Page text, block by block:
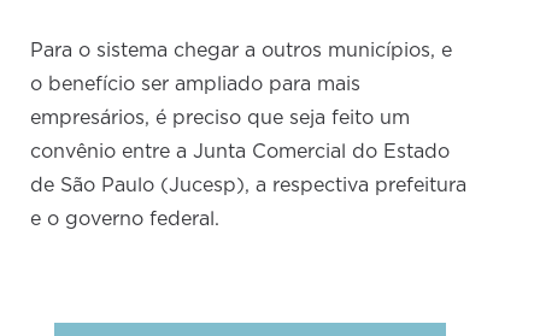
Para o sistema chegar a outros municípios, e
o benefício ser ampliado para mais
empresários, é preciso que seja feito um
convênio entre a Junta Comercial do Estado
de São Paulo (Jucesp), a respectiva prefeitura
e o governo federal.